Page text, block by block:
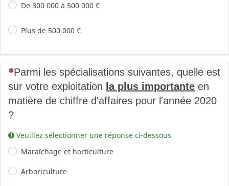
De 300 000 à 500 000 €
Plus de 500 000 €
(Cette question est obligatoire)
Parmi les spécialisations suivantes, quelle est
sur votre exploitation la plus importante en
matière de chiffre d'affaires pour l'année 2020
?
Veuillez sélectionner une réponse ci-dessous
Maraîchage et horticulture
Arboriculture